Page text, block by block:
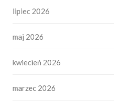
lipiec 2026
maj 2026
kwiecień 2026
marzec 2026